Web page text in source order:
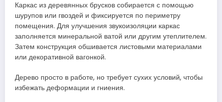
Каркас из деревянных брусков собирается с помощью
шурупов или гвоздей и фиксируется по периметру
помещения. Для улучшения звукоизоляции каркас
заполняется минеральной ватой или другим утеплителем.
Затем конструкция обшивается листовыми материалами
или декоративной вагонкой.
Дерево просто в работе, но требует сухих условий, чтобы
избежать деформации и гниения.